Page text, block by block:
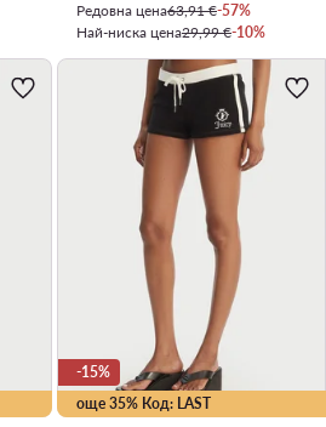
Редовна цена63,91 €-57%
Най-ниска цена29,99 €-10%
още 35% Код: LAST
-15%